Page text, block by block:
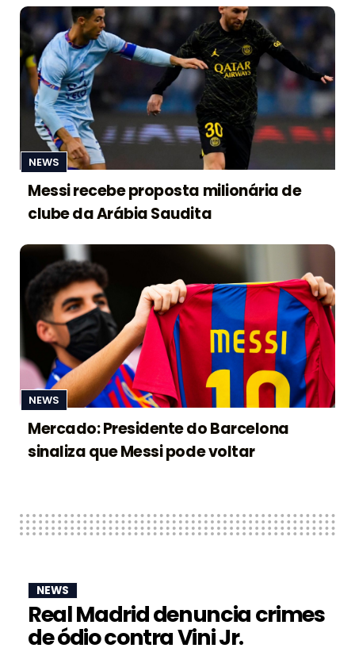
NEWS
Messi recebe proposta milionária de
clube da Arábia Saudita
NEWS
Mercado: Presidente do Barcelona
sinaliza que Messi pode voltar
NEWS
Real Madrid denuncia crimes
de ódio contra Vini Jr.